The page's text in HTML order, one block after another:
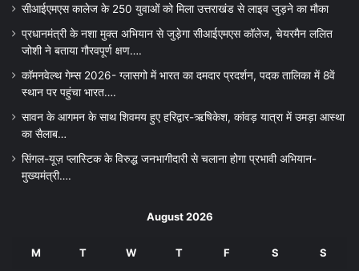
सीआईएमएस कालेज के 250 युवाओं को मिला उत्तराखंड से लाइव जुड़ने का मौका
प्रधानमंत्री के नशा मुक्त अभियान से जुड़ेगा सीआईएमएस कॉलेज, चेयरमैन ललित
जोशी ने बताया गौरवपूर्ण क्षण….
कॉमनवेल्थ गेम्स 2026- ग्लासगो में भारत का दमदार प्रदर्शन, पदक तालिका में 8वें
स्थान पर पहुंचा भारत….
सावन के आगमन के साथ शिवमय हुए हरिद्वार-ऋषिकेश, कांवड़ यात्रा में उमड़ा आस्था
का सैलाब…
सिंगल-यूज़ प्लास्टिक के विरुद्ध जनभागीदारी से चलाना होगा प्रभावी अभियान-
मुख्यमंत्री….
August 2026
M T W T F S S